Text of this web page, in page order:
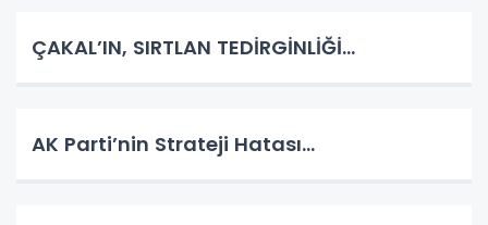
ÇAKAL’IN, SIRTLAN TEDİRGİNLİĞİ…
AK Parti’nin Strateji Hatası…